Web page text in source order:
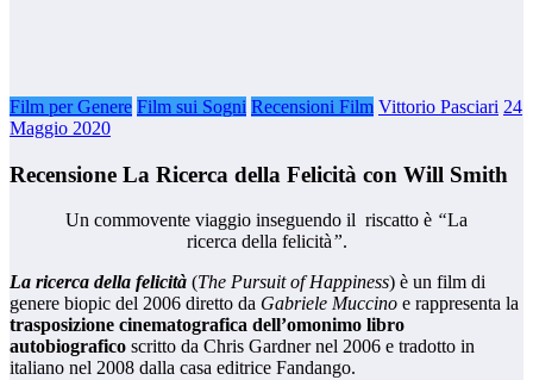
Film per Genere Film sui Sogni Recensioni Film Vittorio Pasciari 24
Maggio 2020
Recensione La Ricerca della Felicità con Will Smith
Un commovente viaggio inseguendo il riscatto è “La
ricerca della felicità”.
La ricerca della felicità (The Pursuit of Happiness) è un film di
genere biopic del 2006 diretto da Gabriele Muccino e rappresenta la
trasposizione cinematografica dell’omonimo libro
autobiografico scritto da Chris Gardner nel 2006 e tradotto in
italiano nel 2008 dalla casa editrice Fandango.